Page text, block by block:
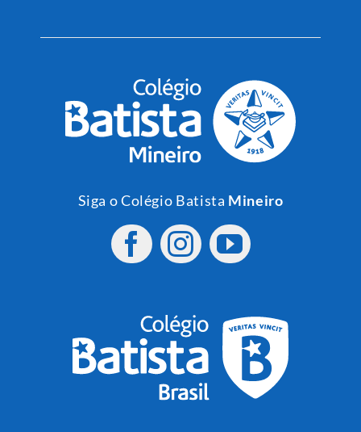
Siga o Colégio Batista Mineiro